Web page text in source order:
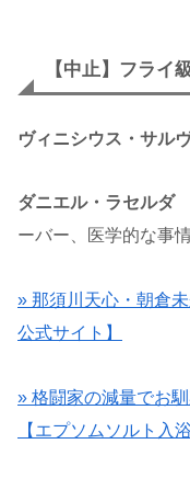
【中止】フラ
ヴィニシウス・サル
ダニエル・ラセルダ
ーバー、医学的な事
» 那須川天心・朝倉
公式サイト】
» 格闘家の減量でお
【エプソムソルト入浴